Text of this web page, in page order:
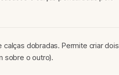
calças dobradas. Permite criar dois
sobre o outro).